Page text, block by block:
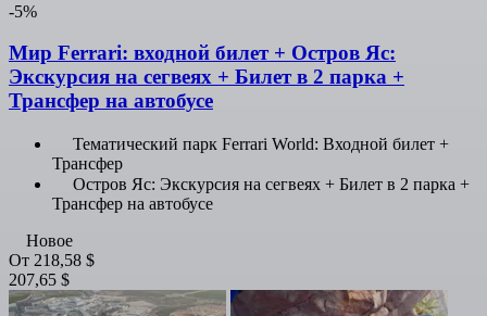
-5%
Мир Ferrari: входной билет + Остров Яс:
Экскурсия на сегвеях + Билет в 2 парка +
Трансфер на автобусе
Тематический парк Ferrari World: Входной билет +
Трансфер
Остров Яс: Экскурсия на сегвеях + Билет в 2 парка +
Трансфер на автобусе
Новое
От 218,58 $
207,65 $